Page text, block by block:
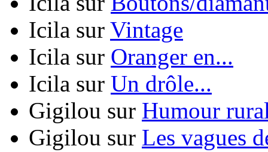
Icila sur Vintage
Icila sur Oranger en...
Icila sur Un drôle...
Gigilou sur Humour
Gigilou sur Les vagues